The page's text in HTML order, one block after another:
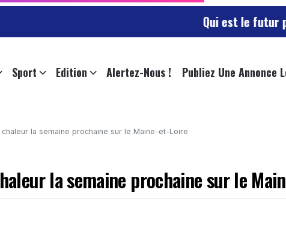
Qui est le futur patron
Sport Edition Alertez-Nous ! Publiez Une Annonce
la semaine prochaine sur le Maine-et-Loire
la semaine prochaine sur le